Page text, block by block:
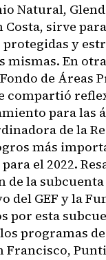
Natural,
sirve
y
mismas. En otra
de Áreas
compartió
para las
de la
más
el 2022.
la
del GEF y la
por esta
programas
Francisco,